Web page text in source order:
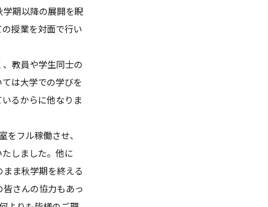
長挨拶
期以降の展開を睨
授業を対面で行い
教員や学生同士の
は大学での学びを
るからに他なりま
フル稼働させ、
しました。他に
ま秋学期を終える
さんの協力もあっ